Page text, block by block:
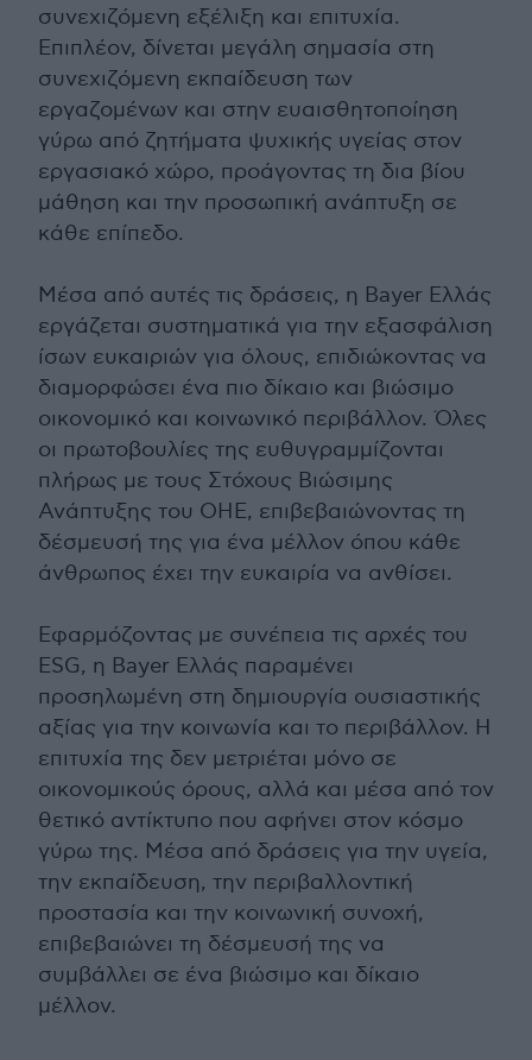
συνεχιζόμενη εξέλιξη και επιτυχία.
Επιπλέον, δίνεται μεγάλη σημασία στη
συνεχιζόμενη εκπαίδευση των
εργαζομένων και στην ευαισθητοποίηση
γύρω από ζητήματα ψυχικής υγείας στον
εργασιακό χώρο, προάγοντας τη δια βίου
μάθηση και την προσωπική ανάπτυξη σε
κάθε επίπεδο.
Μέσα από αυτές τις δράσεις, η Bayer Ελλάς
εργάζεται συστηματικά για την εξασφάλιση
ίσων ευκαιριών για όλους, επιδιώκοντας να
διαμορφώσει ένα πιο δίκαιο και βιώσιμο
οικονομικό και κοινωνικό περιβάλλον. Όλες
οι πρωτοβουλίες της ευθυγραμμίζονται
πλήρως με τους Στόχους Βιώσιμης
Ανάπτυξης του ΟΗΕ, επιβεβαιώνοντας τη
δέσμευσή της για ένα μέλλον όπου κάθε
άνθρωπος έχει την ευκαιρία να ανθίσει.
Εφαρμόζοντας με συνέπεια τις αρχές του
ESG, η Bayer Ελλάς παραμένει
προσηλωμένη στη δημιουργία ουσιαστικής
αξίας για την κοινωνία και το περιβάλλον. Η
επιτυχία της δεν μετριέται μόνο σε
οικονομικούς όρους, αλλά και μέσα από τον
θετικό αντίκτυπο που αφήνει στον κόσμο
γύρω της. Μέσα από δράσεις για την υγεία,
την εκπαίδευση, την περιβαλλοντική
προστασία και την κοινωνική συνοχή,
επιβεβαιώνει τη δέσμευσή της να
συμβάλλει σε ένα βιώσιμο και δίκαιο
μέλλον.